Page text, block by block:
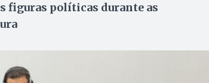
figuras políticas durante as